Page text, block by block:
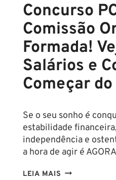
R$
43
Concurso
Comissão
Formada!
Salários e
Começar
Se o seu sonho é
estabilidade
independência e
a hora de agir é
LEIA MAIS CONCURSO